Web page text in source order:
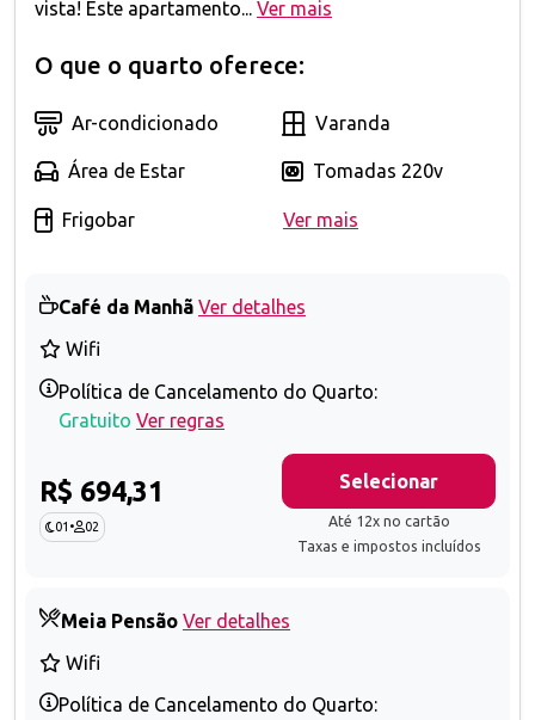
vista! Este apartamento... Ver mais
O que o quarto oferece:
Ar-condicionado Varanda
Área de Estar Tomadas 220v
Frigobar Ver mais
Café da Manhã Ver detalhes
Wifi
Política de Cancelamento do Quarto:
Gratuito Ver regras
R$ 694,31
01 • 02
Selecionar
Até 12x no cartão
Taxas e impostos incluídos
Meia Pensão Ver detalhes
Wifi
Política de Cancelamento do Quarto: